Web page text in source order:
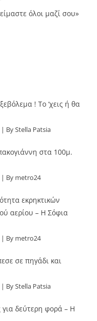
όλοι μαζί σου»
! Το ‘χεις ή θα
By Stella Patsia
στα 100μ.
By metro24
εκρηκτικών
αερίου – Η Σόφια
By metro24
σε πηγάδι και
By Stella Patsia
δεύτερη φορά – Η